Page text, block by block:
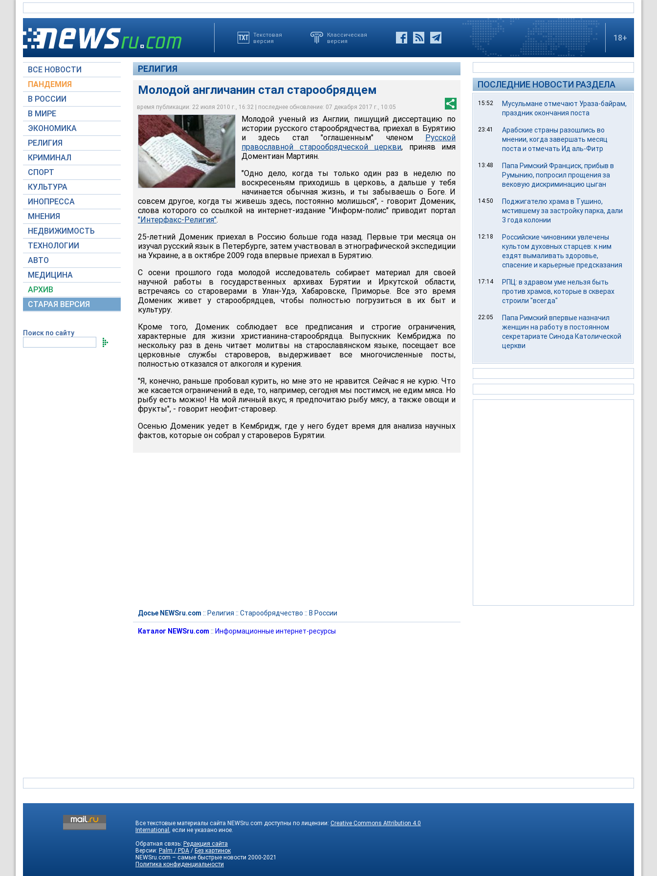
Текстовая
версия
Классическая
версия
18+
ВСЕ НОВОСТИ
ПАНДЕМИЯ
В РОССИИ
В МИРЕ
ЭКОНОМИКА
РЕЛИГИЯ
КРИМИНАЛ
СПОРТ
КУЛЬТУРА
ИНОПРЕССА
МНЕНИЯ
НЕДВИЖИМОСТЬ
ТЕХНОЛОГИИ
АВТО
МЕДИЦИНА
АРХИВ
СТАРАЯ ВЕРСИЯ
Поиск по сайту
РЕЛИГИЯ
Молодой англичанин стал старообрядцем
время публикации: 22 июля 2010 г., 16:32 | последнее обновление: 07 декабря 2017 г., 10:05
По словам ученого, одно дело, когда ты раз в неделю по воскресеньям приходишь в
церковь. И совсем другое, когда ты живешь здесь, постоянно молишься
Архив NEWSru.com
Молодой ученый из Англии, пишущий диссертацию по
истории русского старообрядчества, приехал в Бурятию
и здесь стал "оглашенным" членом Русской
православной старообрядческой церкви, приняв имя
Доментиан Мартиян.
"Одно дело, когда ты только один раз в неделю по
воскресеньям приходишь в церковь, а дальше у тебя
начинается обычная жизнь, и ты забываешь о Боге. И
совсем другое, когда ты живешь здесь, постоянно молишься", - говорит Доменик,
слова которого со ссылкой на интернет-издание "Информ-полис" приводит портал
"Интерфакс-Религия".
25-летний Доменик приехал в Россию больше года назад. Первые три месяца он
изучал русский язык в Петербурге, затем участвовал в этнографической экспедиции
на Украине, а в октябре 2009 года впервые приехал в Бурятию.
С осени прошлого года молодой исследователь собирает материал для своей
научной работы в государственных архивах Бурятии и Иркутской области,
встречаясь со староверами в Улан-Удэ, Хабаровске, Приморье. Все это время
Доменик живет у старообрядцев, чтобы полностью погрузиться в их быт и
культуру.
Кроме того, Доменик соблюдает все предписания и строгие ограничения,
характерные для жизни христианина-старообрядца. Выпускник Кембриджа по
нескольку раз в день читает молитвы на старославянском языке, посещает все
церковные службы староверов, выдерживает все многочисленные посты,
полностью отказался от алкоголя и курения.
"Я, конечно, раньше пробовал курить, но мне это не нравится. Сейчас я не курю. Что
же касается ограничений в еде, то, например, сегодня мы постимся, не едим мяса. Но
рыбу есть можно! На мой личный вкус, я предпочитаю рыбу мясу, а также овощи и
фрукты", - говорит неофит-старовер.
Осенью Доменик уедет в Кембридж, где у него будет время для анализа научных
фактов, которые он собрал у староверов Бурятии.
Досье NEWSru.com :: Религия :: Старообрядчество :: В России
Каталог NEWSru.com :: Информационные интернет-ресурсы
ПОСЛЕДНИЕ НОВОСТИ РАЗДЕЛА
15:52
Мусульмане отмечают Ураза-байрам,
праздник окончания поста
23:41
Арабские страны разошлись во
мнении, когда завершать месяц
поста и отмечать Ид аль-Фитр
13:48
Папа Римский Франциск, прибыв в
Румынию, попросил прощения за
вековую дискриминацию цыган
14:50
Поджигателю храма в Тушино,
мстившему за застройку парка, дали
3 года колонии
12:18
Российские чиновники увлечены
культом духовных старцев: к ним
ездят вымаливать здоровье,
спасение и карьерные предсказания
17:14
РПЦ: в здравом уме нельзя быть
против храмов, которые в скверах
строили "всегда"
22:05
Папа Римский впервые назначил
женщин на работу в постоянном
секретариате Синода Католической
церкви
Все текстовые материалы сайта NEWSru.com доступны по лицензии: Creative Commons Attribution 4.0
International , если не указано иное.
Обратная связь: Редакция сайта
Версии: Palm / PDA / Без картинок
NEWSru.com – самые быстрые новости 2000-2021
Политика конфиденциальности